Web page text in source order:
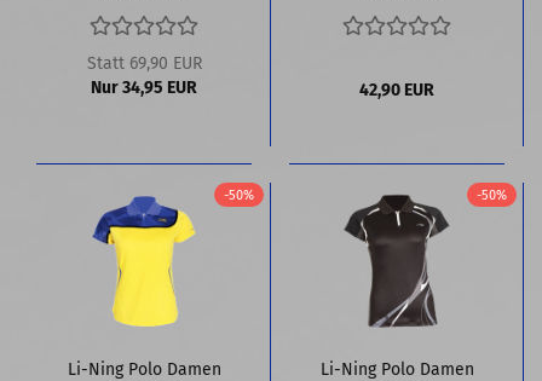
Statt 69,90 EUR
Nur 34,95 EUR
42,90 EUR
-50%
Li-Ning Polo Damen
-50%
Li-Ning Polo Damen